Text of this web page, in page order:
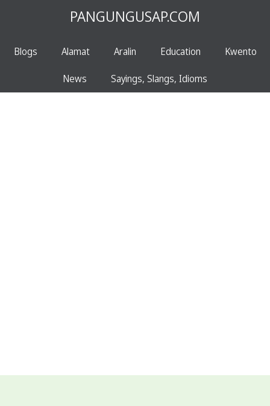
PANGUNGUSAP.COM
Blogs Alamat Aralin Education Kwento
News Sayings, Slangs, Idioms